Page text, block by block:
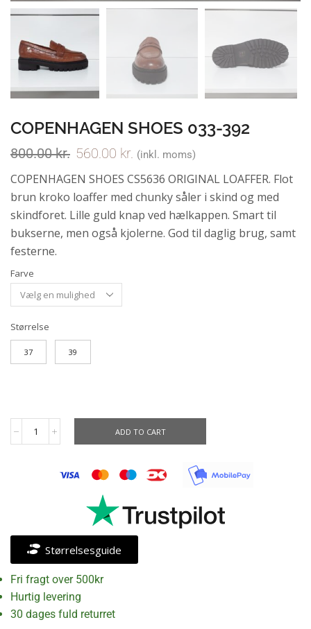
COPENHAGEN SHOES 033-392
800.00kr. 560.00 kr. (inkl. moms)
COPENHAGEN SHOES CS5636 ORIGINAL LOAFFER. Flot
brun kroko loaffer med chunky såler i skind og med
skindforet. Lille guld knap ved hælkappen. Smart til
bukserne, men også kjolerne. God til daglig brug, samt
festerne.
Farve
Størrelse
37 39
ADD TO CART
Størrelsesguide
Fri fragt over 500kr
Hurtig levering
30 dages fuld returret